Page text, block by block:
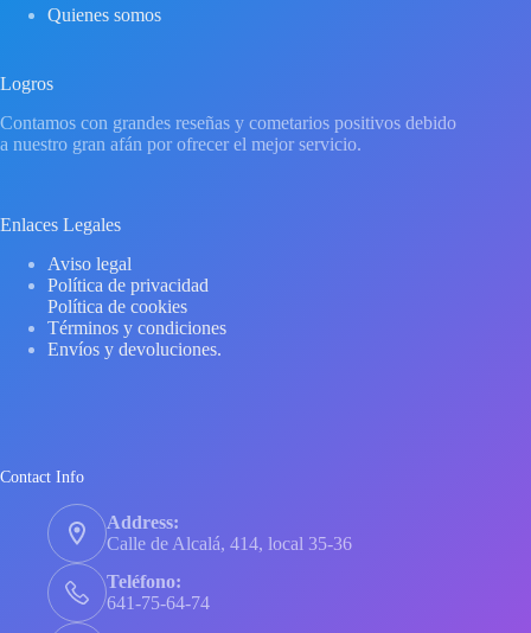
Quienes somos
Logros
Contamos con grandes reseñas y cometarios positivos debido
a nuestro gran afán por ofrecer el mejor servicio.
Enlaces Legales
Aviso legal
Política de privacidad
Política de cookies
Términos y condiciones
Envíos y devoluciones.
Contact Info
Address:
Calle de Alcalá, 414, local 35-36
Teléfono:
641-75-64-74